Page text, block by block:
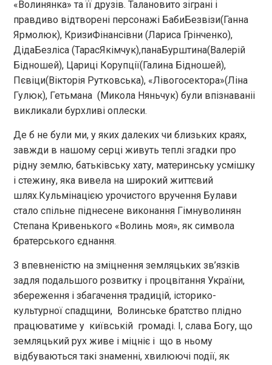
«Волинянка» та її друзів. Талановито зіграні і
правдиво відтворені персонажі БабиБезвізи(Ганна
Ярмолюк), КризиФінансівни (Лариса Грінченко),
ДідаБезліса (ТарасЯкімчук),панаБурштина(Валерій
Бідношей), Цариці Корупції(Галина Бідношей),
Пєвіци(Вікторія Рутковська), «Лівогосектора»(Ліна
Гулюк), Гетьмана (Микола Няньчук) були впізнаваніі
викликали бурхливі оплески.
Де б не були ми, у яких далеких чи близьких краях,
завжди в нашому серці живуть теплі згадки про
рідну землю, батьківську хату, материнську усмішку
і стежину, яка вивела на широкий життєвий
шлях.Кульмінацією урочистого вручення Булави
стало спільне піднесене виконання Гімнуволинян
Степана Кривенького «Волинь моя», як символа
братерського єднання.
З впевненістю на зміцнення земляцьких зв’язків
задля подальшого розвитку і процвітання України,
збереження і збагачення традицій, історико-
культурної спадщини, Волинське братство плідно
працюватиме у київській громаді. І, слава Богу, що
земляцький рух живе і міцніє і що в ньому
відбуваються такі знаменні, хвилюючі події, як